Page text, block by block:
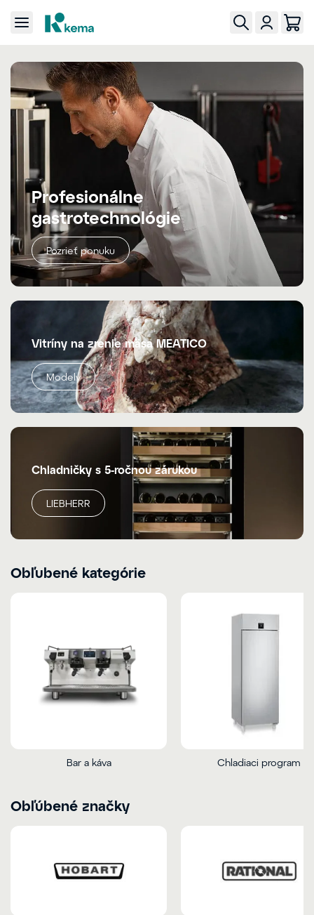
Profesionálne
gastrotechnológie
Pozrieť ponuku
Vitríny na zrenie mäsa MEATICO
Modely
Chladničky s 5-ročnou zárukou
LIEBHERR
Obľubené kategórie
Bar a káva Chladiaci program
Obľúbené značky